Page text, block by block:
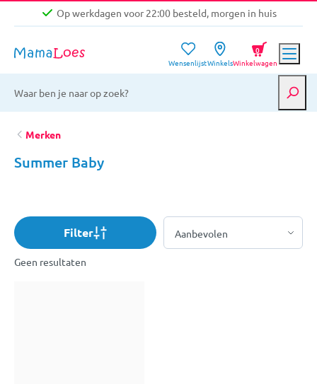
Op werkdagen voor 22:00 besteld, morgen in huis
Gratis verzending vanaf €39,-
Op werkdagen voor 22:00 besteld, morgen in huis
WensenlijstWinkelsWinkelwagen
0
Merken
Summer Baby
Filter
Geen resultaten